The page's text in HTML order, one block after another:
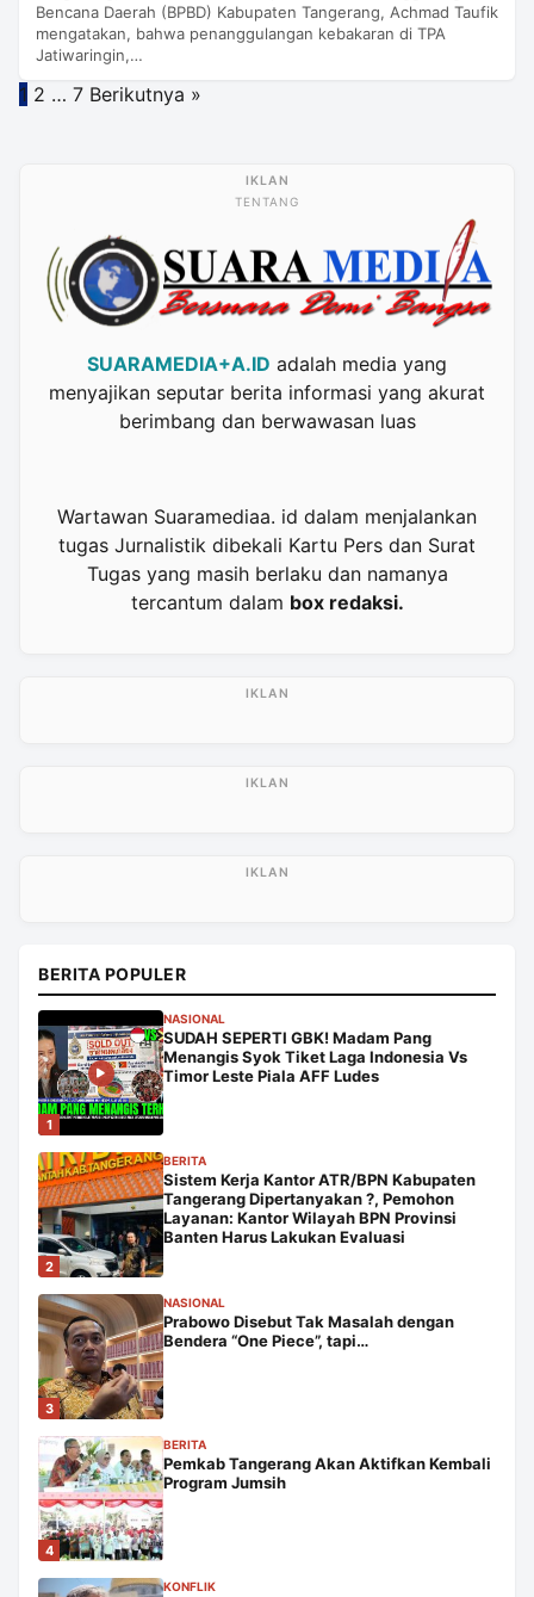
Bencana Daerah (BPBD) Kabupaten Tangerang, Achmad Taufik
mengatakan, bahwa penanggulangan kebakaran di TPA
Jatiwaringin,…
Paginasi
1 2 … 7 Berikutnya »
TENTANG
SUARAMEDIA+A.ID adalah media yang
menyajikan seputar berita informasi yang akurat
berimbang dan berwawasan luas
Wartawan Suaramediaa. id dalam menjalankan
tugas Jurnalistik dibekali Kartu Pers dan Surat
Tugas yang masih berlaku dan namanya
tercantum dalam box redaksi.
BERITA POPULER
1
NASIONAL
SUDAH SEPERTI GBK! Madam Pang
Menangis Syok Tiket Laga Indonesia Vs
Timor Leste Piala AFF Ludes
2
BERITA
Sistem Kerja Kantor ATR/BPN Kabupaten
Tangerang Dipertanyakan ?, Pemohon
Layanan: Kantor Wilayah BPN Provinsi
Banten Harus Lakukan Evaluasi
3
NASIONAL
Prabowo Disebut Tak Masalah dengan
Bendera “One Piece”, tapi…
4
BERITA
Pemkab Tangerang Akan Aktifkan Kembali
Program Jumsih
KONFLIK